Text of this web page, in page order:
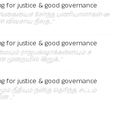
for justice & good governance
சேர்ந்த பணியாளர்கள் அ
விவசாய நிலத..."
for justice & good governance
ராஜபக்‌ஷாக்களையும் ச
முறையில் இறுக்..."
for justice & good governance
நீதியும் நன்கு தெரிந்த, சட்டம்
..."